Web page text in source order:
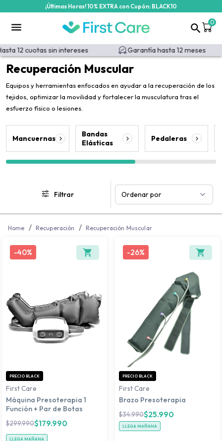
¡Últimas Horas! 10% EXTRA con Cupón: BLACK10
0
12 cuotas sin intereses Garantía hasta 12 meses
Recuperación Muscular
Equipos y herramientas enfocados en ayudar a la recuperación de los
tejidos, optimizar la movilidad y fortalecer la musculatura tras el
esfuerzo físico o lesiones.
Mancuernas
Bandas
Elásticas
Pedaleras
Filtrar Ordenar por
Home / Recuperación / Recuperación Muscular
-40%
PRECIO BLACK
First Care
Máquina Presoterapia 1
Función + Par de Botas
$299.990$179.990
LLEGA MAÑANA
-26%
PRECIO BLACK
First Care
Brazo Presoterapia
$34.990$25.990
LLEGA MAÑANA
/categoria-producto/recuperacion/recuperacion-